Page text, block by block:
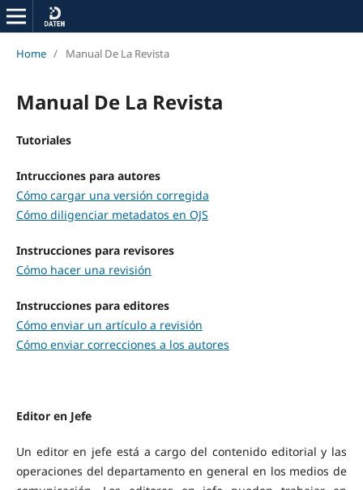
Home / Manual De La Revista
Manual De La Revista
Tutoriales
Intrucciones para autores
Cómo cargar una versión corregida
Cómo diligenciar metadatos en OJS
Instrucciones para revisores
Cómo hacer una revisión
Instrucciones para editores
Cómo enviar un artículo a revisión
Cómo enviar correcciones a los autores
Editor en Jefe
Un editor en jefe está a cargo del contenido editorial y las
operaciones del departamento en general en los medios de